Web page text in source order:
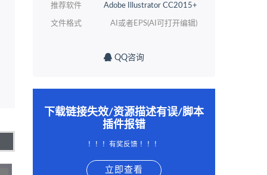
推荐软件 Adobe Illustrator CC2015+
文件格式 AI或者EPS(AI可打开编辑)
QQ咨询
下载链接失效/资源描述有误/脚本
插件报错
！！！有奖反馈 ！！！
立即查看